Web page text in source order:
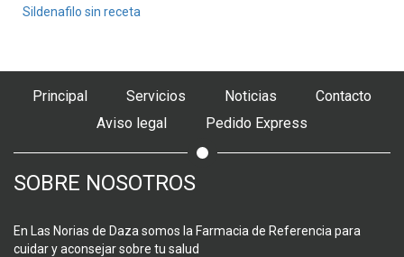
Sildenafilo sin receta
Principal Servicios Noticias
Contacto
Aviso legal
Pedido Express
SOBRE NOSOTROS
En Las Norias de Daza somos la Farmacia de Referencia para
cuidar y aconsejar sobre tu salud